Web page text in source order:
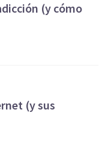
(y cómo
(y sus